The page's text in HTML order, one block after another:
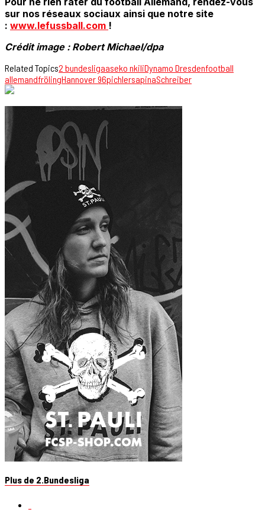
sur nos réseaux sociaux ainsi que notre site
: www.lefussball.com !
Crédit image : Robert Michael/dpa
Related Topics2 bundesligaaseko nkiliDynamo Dresdenfootball
allemandfrölingHannover 96pichlersapinaSchreiber
Plus de 2.Bundesliga